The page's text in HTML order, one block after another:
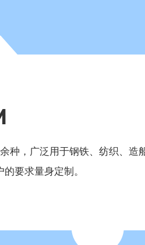
种，广泛用于钢铁、纺织、造
要求量身定制。